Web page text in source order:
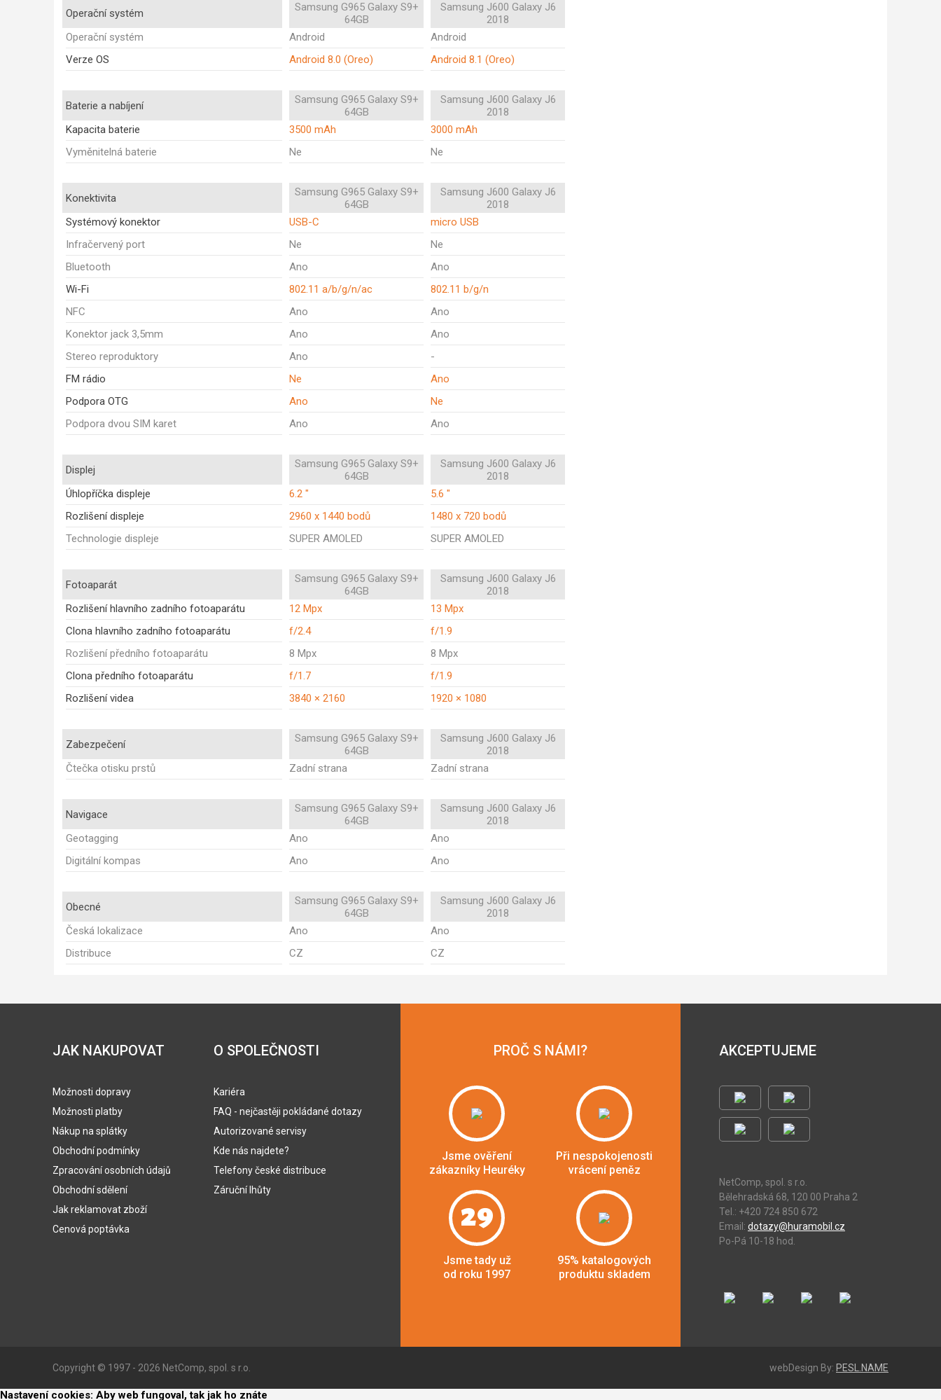
Operační systém
Samsung G965 Galaxy S9+
64GB
Samsung J600 Galaxy J6
2018
Operační systém
Android
Android
Verze OS
Android 8.0 (Oreo) Android 8.1 (Oreo)
Baterie a nabíjení
Samsung G965 Galaxy S9+
64GB
Samsung J600 Galaxy J6
2018
Kapacita baterie
3500 mAh
3000 mAh
Vyměnitelná baterie
Ne Ne
Konektivita
Samsung G965 Galaxy S9+
64GB
Samsung J600 Galaxy J6
2018
Systémový konektor
USB-C
micro USB
Infračervený port
Ne
Ne
Bluetooth
Ano
Ano
Wi-Fi
802.11 a/b/g/n/ac
802.11 b/g/n
NFC
Ano
Ano
Konektor jack 3,5mm
Ano
Ano
Stereo reproduktory
Ano
-
FM rádio
Ne
Ano
Podpora OTG
Ano
Ne
Podpora dvou SIM karet
Ano Ano
Displej
Samsung G965 Galaxy S9+
64GB
Samsung J600 Galaxy J6
2018
Úhlopříčka displeje
6.2 "
5.6 "
Rozlišení displeje
2960 x 1440 bodů
1480 x 720 bodů
Technologie displeje
SUPER AMOLED SUPER AMOLED
Fotoaparát
Samsung G965 Galaxy S9+
64GB
Samsung J600 Galaxy J6
2018
Rozlišení hlavního zadního fotoaparátu
12 Mpx
13 Mpx
Clona hlavního zadního fotoaparátu
f/2.4
f/1.9
Rozlišení předního fotoaparátu
8 Mpx
8 Mpx
Clona předního fotoaparátu
f/1.7
f/1.9
Rozlišení videa
3840 × 2160 1920 × 1080
Zabezpečení
Samsung G965 Galaxy S9+
64GB
Samsung J600 Galaxy J6
2018
Čtečka otisku prstů
Zadní strana Zadní strana
Navigace
Samsung G965 Galaxy S9+
64GB
Samsung J600 Galaxy J6
2018
Geotagging
Ano
Ano
Digitální kompas
Ano Ano
Obecné
Samsung G965 Galaxy S9+
64GB
Samsung J600 Galaxy J6
2018
Česká lokalizace
Ano
Ano
Distribuce
CZ CZ
JAK NAKUPOVAT
Možnosti dopravy
Možnosti platby
Nákup na splátky
Obchodní podmínky
Zpracování osobních údajů
Obchodní sdělení
Jak reklamovat zboží
Cenová poptávka
O SPOLEČNOSTI
Kariéra
FAQ - nejčastěji pokládané dotazy
Autorizované servisy
Kde nás najdete?
Telefony české distribuce
Záruční lhůty
PROČ S NÁMI?
Jsme ověření
zákazníky Heuréky
Při nespokojenosti
vrácení peněz
29
Jsme tady už
od roku 1997
95% katalogových
produktu skladem
AKCEPTUJEME
NetComp, spol. s r.o.
Bělehradská 68, 120 00 Praha 2
Tel.: +420 724 850 672
Email: dotazy@huramobil.cz
Po-Pá 10-18 hod.
Copyright © 1997 - 2026 NetComp, spol. s r.o. webDesign By: PESL.NAME
Nastavení cookies: Aby web fungoval, tak jak ho znáte